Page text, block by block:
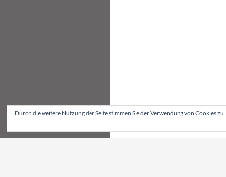
Durch die weitere Nutzung der Seite stimmen Sie der Verwendung von Cookies zu.